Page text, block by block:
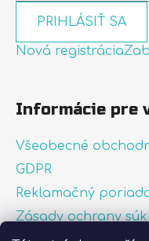
PRIHLÁSIŤ SA
Nová registrácia
Informácie pre
Všeobecné
GDPR
Reklamačný
Zásady ochrany